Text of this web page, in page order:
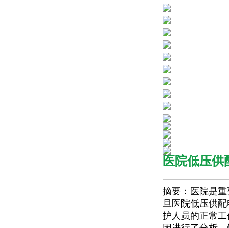
医院低压供
摘要 ：医院是
旦医院低压供
护人员的正常